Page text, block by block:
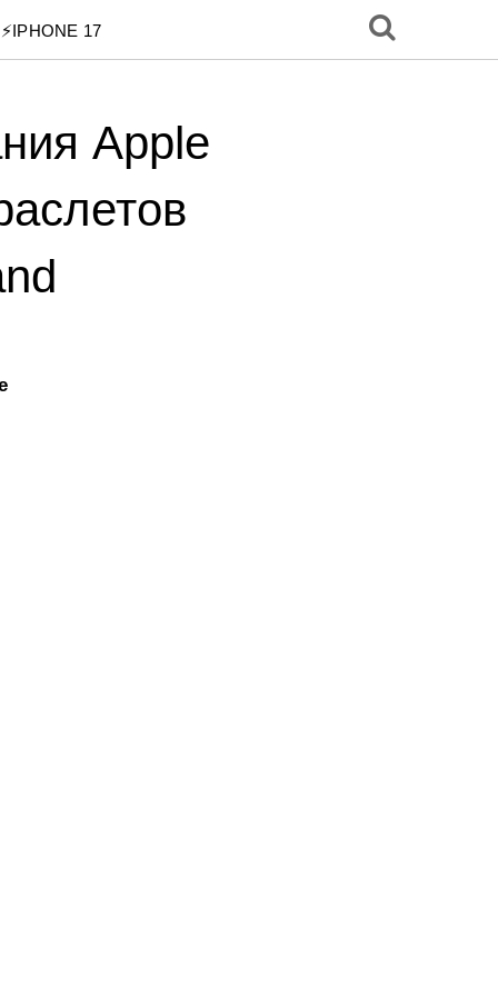
⚡️IPHONE 17
Apple